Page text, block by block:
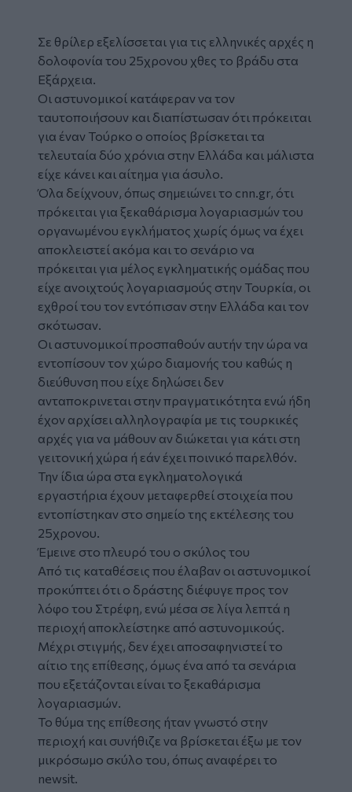
Σε θρίλερ εξελίσσεται για τις ελληνικές αρχές η
δολοφονία του 25χρονου χθες το βράδυ στα
Εξάρχεια.
Οι αστυνομικοί κατάφεραν να τον
ταυτοποιήσουν και διαπίστωσαν ότι πρόκειται
για έναν Τούρκο ο οποίος βρίσκεται τα
τελευταία δύο χρόνια στην Ελλάδα και μάλιστα
είχε κάνει και αίτημα για άσυλο.
Όλα δείχνουν, όπως σημειώνει το cnn.gr, ότι
πρόκειται για ξεκαθάρισμα λογαριασμών του
οργανωμένου εγκλήματος χωρίς όμως να έχει
αποκλειστεί ακόμα και το σενάριο να
πρόκειται για μέλος εγκληματικής ομάδας που
είχε ανοιχτούς λογαριασμούς στην Τουρκία, οι
εχθροί του τον εντόπισαν στην Ελλάδα και τον
σκότωσαν.
Οι αστυνομικοί προσπαθούν αυτήν την ώρα να
εντοπίσουν τον χώρο διαμονής του καθώς η
διεύθυνση που είχε δηλώσει δεν
ανταποκρινεται στην πραγματικότητα ενώ ήδη
έχον αρχίσει αλληλογραφία με τις τουρκικές
αρχές για να μάθουν αν διώκεται για κάτι στη
γειτονική χώρα ή εάν έχει ποινικό παρελθόν.
Την ίδια ώρα στα εγκληματολογικά
εργαστήρια έχουν μεταφερθεί στοιχεία που
εντοπίστηκαν στο σημείο της εκτέλεσης του
25χρονου.
Έμεινε στο πλευρό του ο σκύλος του
Από τις καταθέσεις που έλαβαν οι αστυνομικοί
προκύπτει ότι ο δράστης διέφυγε προς τον
λόφο του Στρέφη, ενώ μέσα σε λίγα λεπτά η
περιοχή αποκλείστηκε από αστυνομικούς.
Μέχρι στιγμής, δεν έχει αποσαφηνιστεί το
αίτιο της επίθεσης, όμως ένα από τα σενάρια
που εξετάζονται είναι το ξεκαθάρισμα
λογαριασμών.
Το θύμα της επίθεσης ήταν γνωστό στην
περιοχή και συνήθιζε να βρίσκεται έξω με τον
μικρόσωμο σκύλο του, όπως αναφέρει το
newsit.